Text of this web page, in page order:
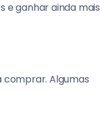
e ganhar ainda mais
comprar. Algumas